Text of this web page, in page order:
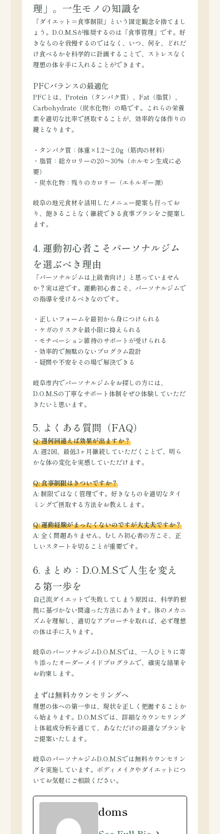
理」。一生モノの知識を
「ダイエット＝食事制限」という固定観念を捨てまし
ょう。D.O.M.Sが推奨するのは「食事管理」です。好
きなものを我慢するのではなく、いつ、何を、どれだ
け食べるかを科学的に計画することで、ストレスなく
理想の体を手に入れることができます。
PFCバランスの最適化
PFCとは、Protein（タンパク質）、Fat（脂質）、
Carbohydrate（炭水化物）の略です。これらの栄養
素を適切な比率で摂取することが、効率的な体作りの
鍵となります。
・タンパク質：体重×1.2〜2.0g（筋肉の材料）
・脂質：総カロリーの20〜30%（ホルモン生成に必
要）
・炭水化物：残りのカロリー（エネルギー源）
岐阜の地元食材を活用したメニュー提案も行ってお
り、飽きることなく継続できる食事プランをご提案し
ます。
4. 運動初心者こそパーソナルジム
を選ぶべき理由
「パーソナルジムは上級者向け」と思っていません
か？実は逆です。運動初心者こそ、パーソナルジムで
の指導を受けるべきなのです。
・正しいフォームを最初から身につけられる
・ケガのリスクを最小限に抑えられる
・モチベーション維持のサポートが受けられる
・効率的で無駄のないプログラム設計
・疑問や不安をその場で解決できる
岐阜市内でパーソナルジムをお探しの方には、
D.O.M.Sの丁寧なサポート体制をぜひ体験していただ
きたいと思います。
5. よくある質問（FAQ）
Q: 週何回通えば効果が出ますか？
A: 週2回、最低3ヶ月継続していただくことで、明ら
かな体の変化を実感していただけます。
Q: 食事制限はきついですか？
A: 制限ではなく管理です。好きなものを適切なタイ
ミングで摂取する方法をお教えします。
Q: 運動経験がまったくないのですが大丈夫ですか？
A: 全く問題ありません。むしろ初心者の方こそ、正
しいスタートを切ることが重要です。
6. まとめ：D.O.M.Sで人生を変え
る第一歩を
自己流ダイエットで失敗してしまう原因は、科学的根
拠に基づかない間違った方法にあります。体のメカニ
ズムを理解し、適切なアプローチを取れば、必ず理想
の体は手に入ります。
岐阜のパーソナルジムD.O.M.Sでは、一人ひとりに寄
り添ったオーダーメイドプログラムで、確実な結果を
お約束します。
まずは無料カウンセリングへ
理想の体への第一歩は、現状を正しく把握することか
ら始まります。D.O.M.Sでは、詳細なカウンセリング
と体組成分析を通じて、あなただけの最適なプランを
ご提案いたします。
岐阜のパーソナルジムD.O.M.Sでは無料カウンセリン
グを実施しています。ボディメイクやダイエットにつ
いてお気軽にご相談ください。
doms